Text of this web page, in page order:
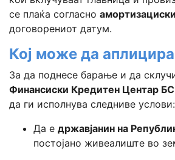
се плаќа согласно
договорениот датум.
Кој може да
За да поднесе барање и да
Финансиски Кредитен Центар БС
да ги исполнува следниве услови:
Да е државјанин на
постојано живеалиште во